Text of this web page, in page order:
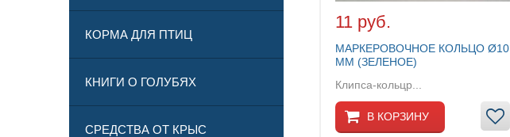
11 руб.
МАРКЕРОВОЧНОЕ КОЛЬЦО Ø10
ММ (ЗЕЛЕНОЕ)
Клипса-кольцр...
В КОРЗИНУ
КОРМА ДЛЯ ПТИЦ
КНИГИ О ГОЛУБЯХ
СРЕДСТВА ОТ КРЫС